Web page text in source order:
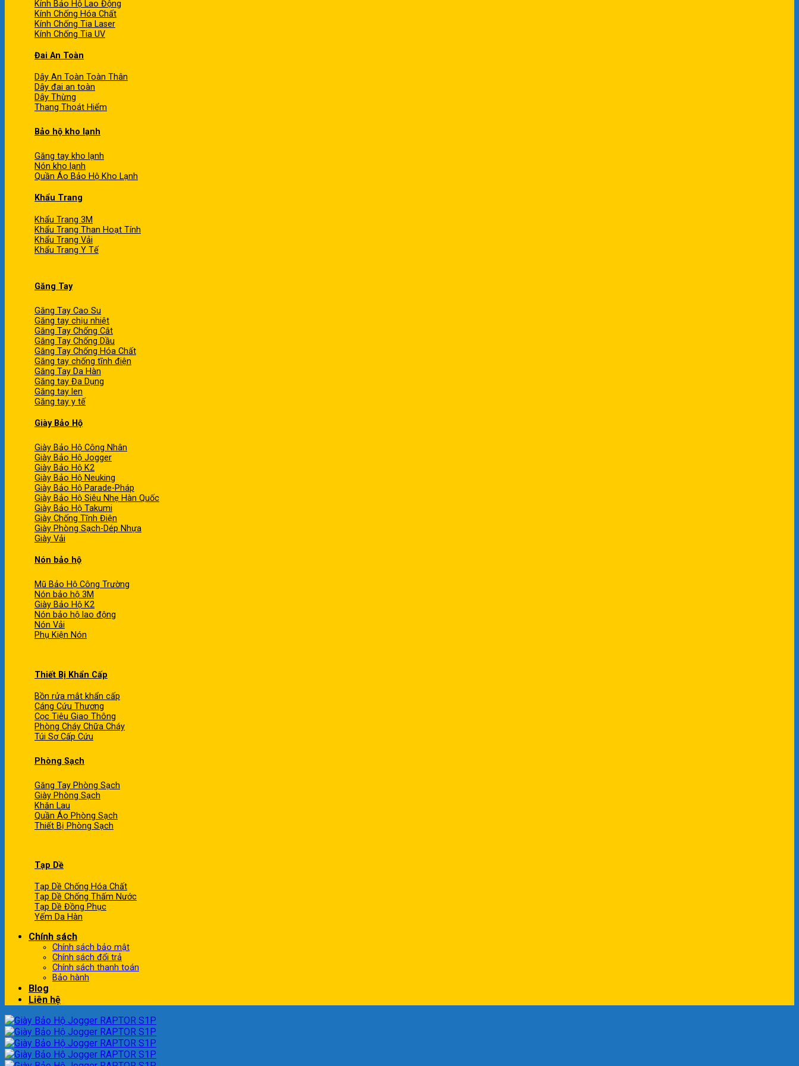
Kính Bảo Hộ Lao Động
Kính Chống Hóa Chất
Kính Chống Tia Laser
Kính Chống Tia UV
Đai An Toàn
Dây An Toàn Toàn Thân
Dây đai an toàn
Dây Thừng
Thang Thoát Hiểm
Bảo hộ kho lạnh
Găng tay kho lạnh
Nón kho lạnh
Quần Áo Bảo Hộ Kho Lạnh
Khẩu Trang
Khẩu Trang 3M
Khẩu Trang Than Hoạt Tính
Khẩu Trang Vải
Khẩu Trang Y Tế
Găng Tay
Găng Tay Cao Su
Găng tay chịu nhiệt
Găng Tay Chống Cắt
Găng Tay Chống Dầu
Găng Tay Chống Hóa Chất
Găng tay chống tĩnh điện
Găng Tay Da Hàn
Găng tay Đa Dụng
Găng tay len
Găng tay y tế
Giày Bảo Hộ
Giày Bảo Hộ Công Nhân
Giày Bảo Hộ Jogger
Giày Bảo Hộ K2
Giày Bảo Hộ Neuking
Giày Bảo Hộ Parade-Pháp
Giày Bảo Hộ Siêu Nhẹ Hàn Quốc
Giày Bảo Hộ Takumi
Giày Chống Tĩnh Điện
Giày Phòng Sạch-Dép Nhựa
Giày Vải
Nón bảo hộ
Mũ Bảo Hộ Công Trường
Nón bảo hộ 3M
Giày Bảo Hộ K2
Nón bảo hộ lao động
Nón Vải
Phụ Kiện Nón
Thiết Bị Khẩn Cấp
Bồn rửa mắt khẩn cấp
Cáng Cứu Thương
Cọc Tiêu Giao Thông
Phòng Cháy Chữa Cháy
Túi Sơ Cấp Cứu
Phòng Sạch
Găng Tay Phòng Sạch
Giày Phòng Sạch
Khăn Lau
Quần Áo Phòng Sạch
Thiết Bị Phòng Sạch
Tạp Dề
Tạp Dề Chống Hóa Chất
Tạp Dề Chống Thấm Nước
Tạp Dề Đồng Phục
Yếm Da Hàn
Chính sách
Chính sách bảo mật
Chính sách đổi trả
Chính sách thanh toán
Bảo hành
Blog
Liên hệ